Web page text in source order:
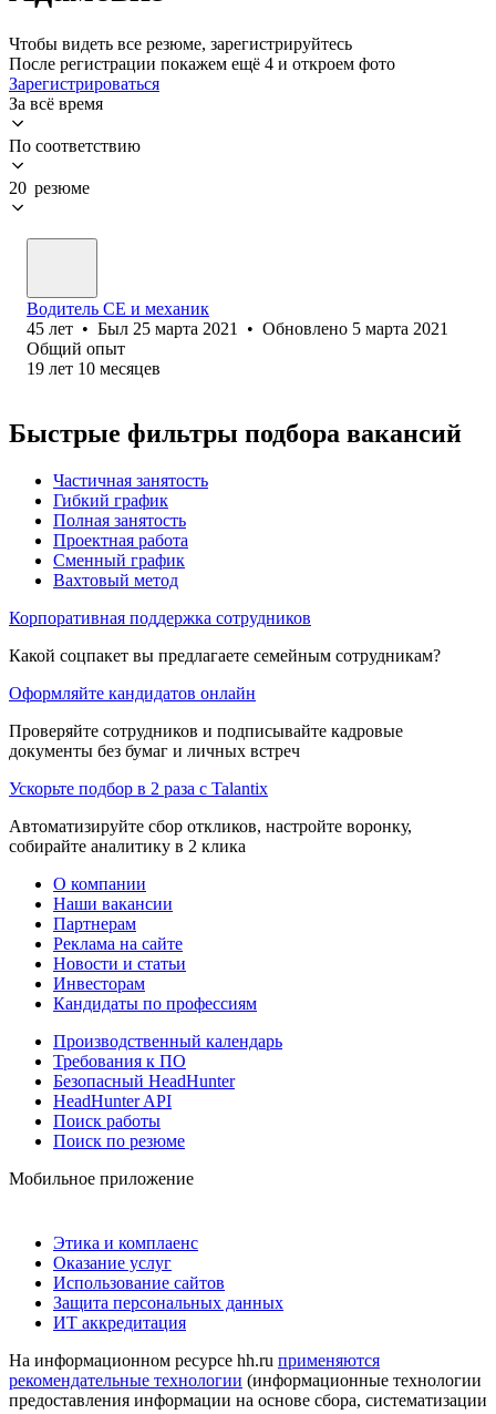
Чтобы видеть все резюме, зарегистрируйтесь
После регистрации покажем ещё 4 и откроем фото
Зарегистрироваться
За всё время
По соответствию
20 резюме
Водитель СЕ и механик
45 лет • Был 25 марта 2021 • Обновлено 5 марта 2021
Общий опыт
19 лет 10 месяцев
Быстрые фильтры подбора вакансий
Частичная занятость
Гибкий график
Полная занятость
Проектная работа
Сменный график
Вахтовый метод
Корпоративная поддержка сотрудников
Какой соцпакет вы предлагаете семейным сотрудникам?
Оформляйте кандидатов онлайн
Проверяйте сотрудников и подписывайте кадровые
документы без бумаг и личных встреч
Ускорьте подбор в 2 раза с Talantix
Автоматизируйте сбор откликов, настройте воронку,
собирайте аналитику в 2 клика
О компании
Наши вакансии
Партнерам
Реклама на сайте
Новости и статьи
Инвесторам
Кандидаты по профессиям
Производственный календарь
Требования к ПО
Безопасный HeadHunter
HeadHunter API
Поиск работы
Поиск по резюме
Мобильное приложение
Этика и комплаенс
Оказание услуг
Использование сайтов
Защита персональных данных
ИТ аккредитация
На информационном ресурсе hh.ru применяются
рекомендательные технологии (информационные технологии
предоставления информации на основе сбора, систематизации